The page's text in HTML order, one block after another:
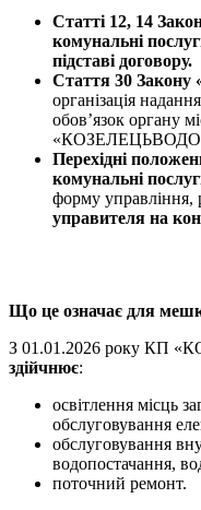
Статті 12, 14
комунальні
підставі договору.
Стаття 30 Закону
організація надання
обов’язок органу
Перехідні
комунальні
форму управління,
управителя на
Що це означає для
З 01.01.2026 року КП
здійчнює:
освітлення місць
обслуговування
обслуговування
водопостачання,
поточний ремонт.